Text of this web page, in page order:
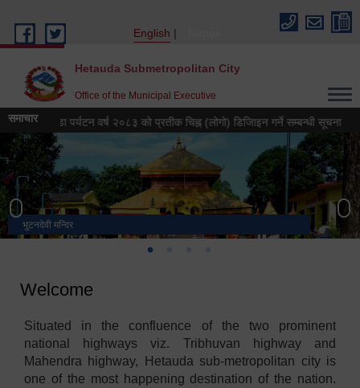
English
Hetauda Submetropolitan City
Office of the Municipal Executive
समाचार
हेटौंडा पर्यटन वर्ष २०८३ को प्रतीक चिह्न (लोगो) डिजिाइन गर्ने सम्बन्धी सूचना
भुटनदेवी मन्दिर
स्मारक
हेटौंडा उपमहानगरपालिका नगर कार्यपालिकाको कार्यालय
मनकामना डाँडाबाट देखिएको दृश्य
Welcome
Situated in the confluence of the two prominent
national highways viz. Tribhuvan highway and
Mahendra highway, Hetauda sub-metropolitan city is
one of the most happening destination of the nation.